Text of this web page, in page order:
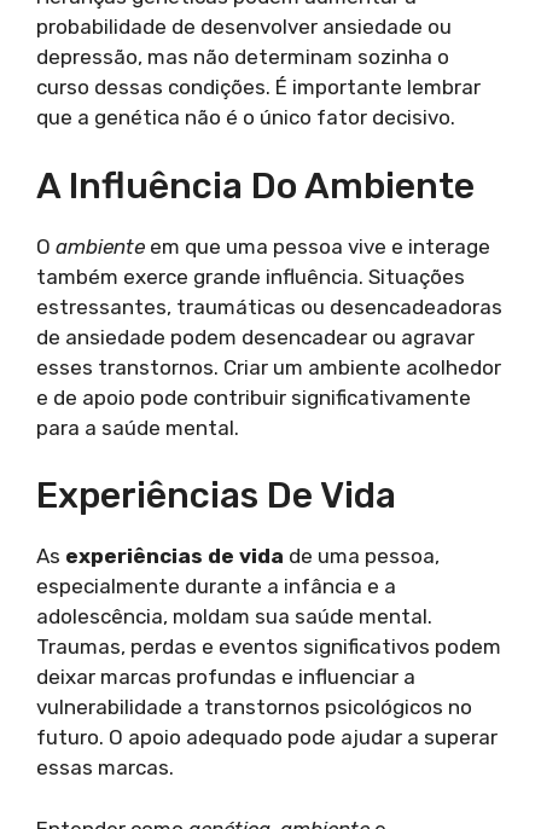
probabilidade de desenvolver ansiedade ou
depressão, mas não determinam sozinha o
curso dessas condições. É importante lembrar
que a genética não é o único fator decisivo.
A Influência Do Ambiente
O ambiente em que uma pessoa vive e interage
também exerce grande influência. Situações
estressantes, traumáticas ou desencadeadoras
de ansiedade podem desencadear ou agravar
esses transtornos. Criar um ambiente acolhedor
e de apoio pode contribuir significativamente
para a saúde mental.
Experiências De Vida
As experiências de vida de uma pessoa,
especialmente durante a infância e a
adolescência, moldam sua saúde mental.
Traumas, perdas e eventos significativos podem
deixar marcas profundas e influenciar a
vulnerabilidade a transtornos psicológicos no
futuro. O apoio adequado pode ajudar a superar
essas marcas.